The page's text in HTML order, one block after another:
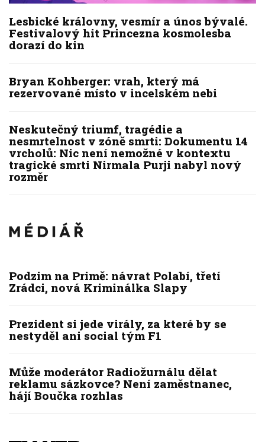
Lesbické královny, vesmír a únos bývalé.
Festivalový hit Princezna kosmolesba
dorazí do kin
Bryan Kohberger: vrah, který má
rezervované místo v incelském nebi
Neskutečný triumf, tragédie a
nesmrtelnost v zóně smrti: Dokumentu 14
vrcholů: Nic není nemožné v kontextu
tragické smrti Nirmala Purji nabyl nový
rozměr
Podzim na Primě: návrat Polabí, třetí
Zrádci, nová Kriminálka Slapy
Prezident si jede virály, za které by se
nestyděl ani social tým F1
Může moderátor Radiožurnálu dělat
reklamu sázkovce? Není zaměstnanec,
hájí Boučka rozhlas